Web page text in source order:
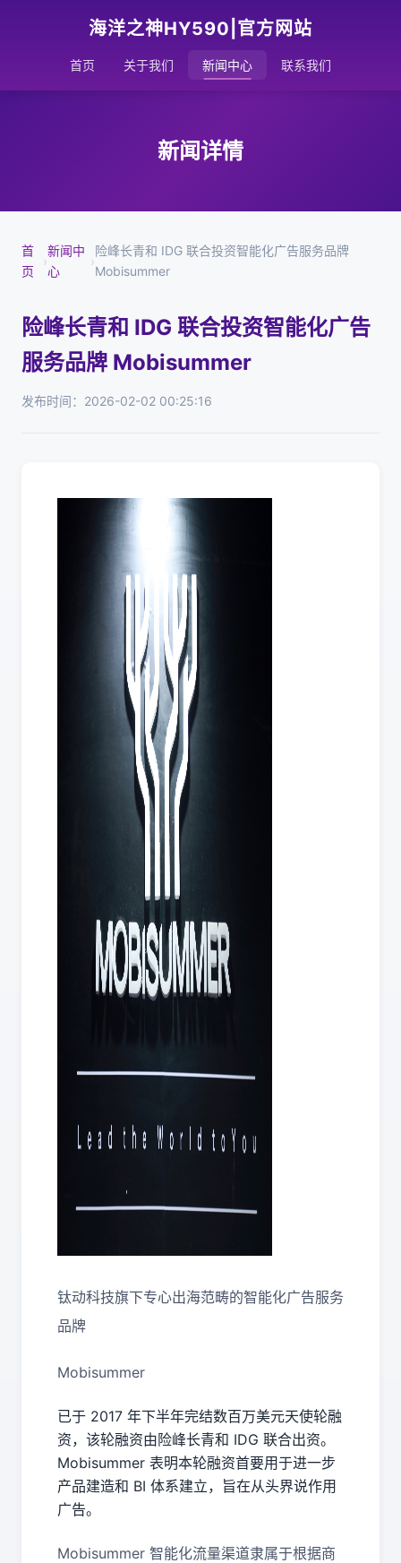
海洋之神HY590|官方网站
首页 关于我们 新闻中心 联系我们
新闻详情
首
页
›
新闻中
心
›
险峰长青和 IDG 联合投资智能化广告服务品牌
Mobisummer
险峰长青和 IDG 联合投资智能化广告
服务品牌 Mobisummer
发布时间：2026-02-02 00:25:16
钛动科技旗下专心出海范畴的智能化广告服务
品牌
Mobisummer
已于 2017 年下半年完结数百万美元天使轮融
资，该轮融资由险峰长青和 IDG 联合出资。
Mobisummer 表明本轮融资首要用于进一步
产品建造和 BI 体系建立，旨在从头界说作用
广告。
Mobisummer 智能化流量渠道隶属于根据商